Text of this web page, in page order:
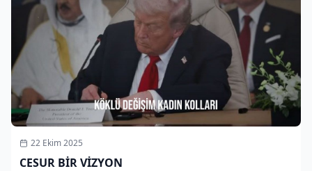
22 Ekim 2025
CESUR BİR VİZYON